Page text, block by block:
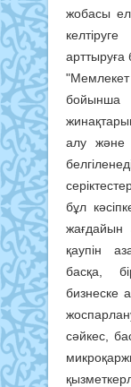
жобасы ел
арттыруға
алу және
бұл
жағдайын
қаупін
басқа,
бизнеске
сәйкес,